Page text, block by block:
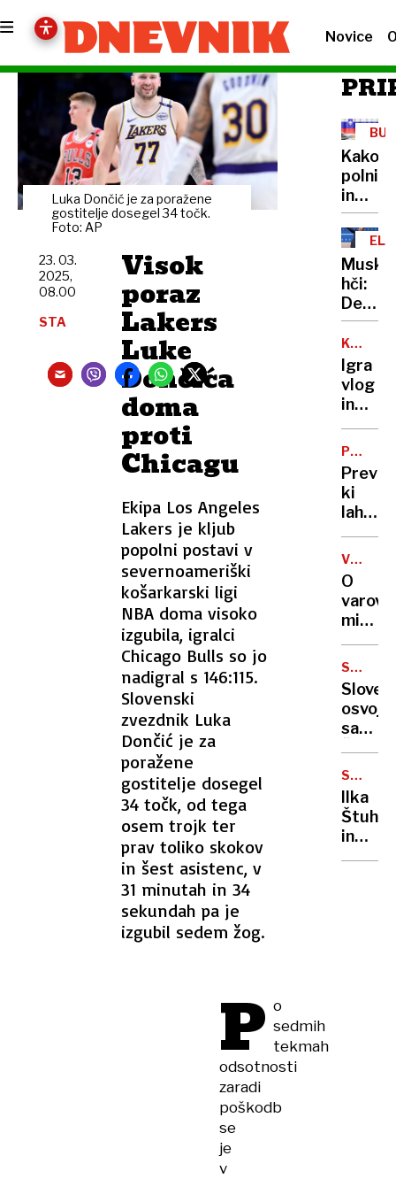
Novice
Luka Dončić je za poražene
gostitelje dosegel 34 točk.
Foto: AP
Visok
poraz
Lakers
Luke
Dončića
doma
proti
Chicagu
Ekipa Los Angeles
Lakers je kljub
popolni postavi v
severnoameriški
košarkarski ligi
NBA doma visoko
izgubila, igralci
Chicago Bulls so jo
nadigral s 146:115.
Slovenski
zvezdnik Luka
Dončić je za
poražene
gostitelje dosegel
34 točk, od tega
osem trojk ter
prav toliko skokov
in šest asistenc, v
31 minutah in 34
sekundah pa je
izgubil sedem žog.
23. 03.
2025,
08.00
STA
P o
sedmih
tekmah
odsotnosti
zaradi
poškodb
se
je
v
Kako
in
državni
hči:
je
šlo
za
KAJA
Igra
vlog
in
na
prihod
SKOKOV
ki
lahko
ubije
skoke
VOJNA
V
O
miru,
ki se
izmika
SANJSKI
MOŠKI
Šimeta
POKAL
Ilka
Štuhec
in
Miha